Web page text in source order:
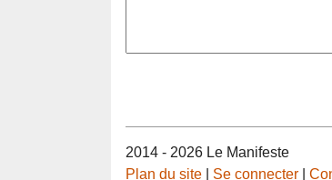
2014 - 2026 Le Manifeste
Plan du site
Se connecter